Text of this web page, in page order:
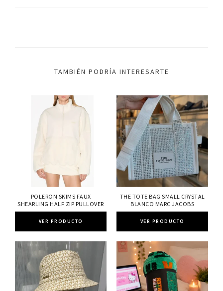
TAMBIÉN PODRÍA INTERESARTE
POLERON SKIMS FAUX
SHEARLING HALF ZIP PULLOVER
VER PRODUCTO
THE TOTE BAG SMALL CRYSTAL
BLANCO MARC JACOBS
VER PRODUCTO